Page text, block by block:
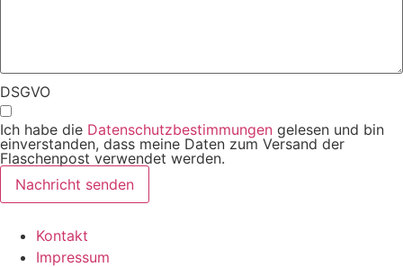
DSGVO
Ich habe die Datenschutzbestimmungen gelesen und bin
einverstanden, dass meine Daten zum Versand der
Flaschenpost verwendet werden.
Nachricht senden
Kontakt
Impressum